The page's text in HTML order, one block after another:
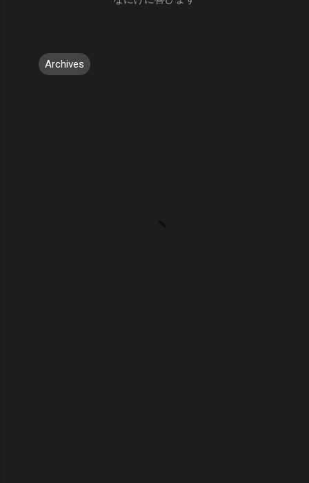
Archives